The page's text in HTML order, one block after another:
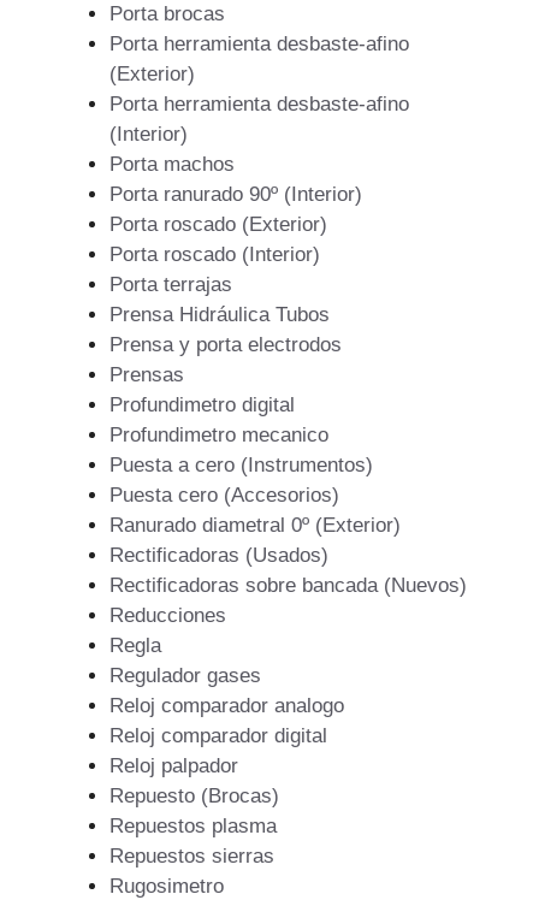
Porta brocas
Porta herramienta desbaste-afino
(Exterior)
Porta herramienta desbaste-afino
(Interior)
Porta machos
Porta ranurado 90º (Interior)
Porta roscado (Exterior)
Porta roscado (Interior)
Porta terrajas
Prensa Hidráulica Tubos
Prensa y porta electrodos
Prensas
Profundimetro digital
Profundimetro mecanico
Puesta a cero (Instrumentos)
Puesta cero (Accesorios)
Ranurado diametral 0º (Exterior)
Rectificadoras (Usados)
Rectificadoras sobre bancada (Nuevos)
Reducciones
Regla
Regulador gases
Reloj comparador analogo
Reloj comparador digital
Reloj palpador
Repuesto (Brocas)
Repuestos plasma
Repuestos sierras
Rugosimetro